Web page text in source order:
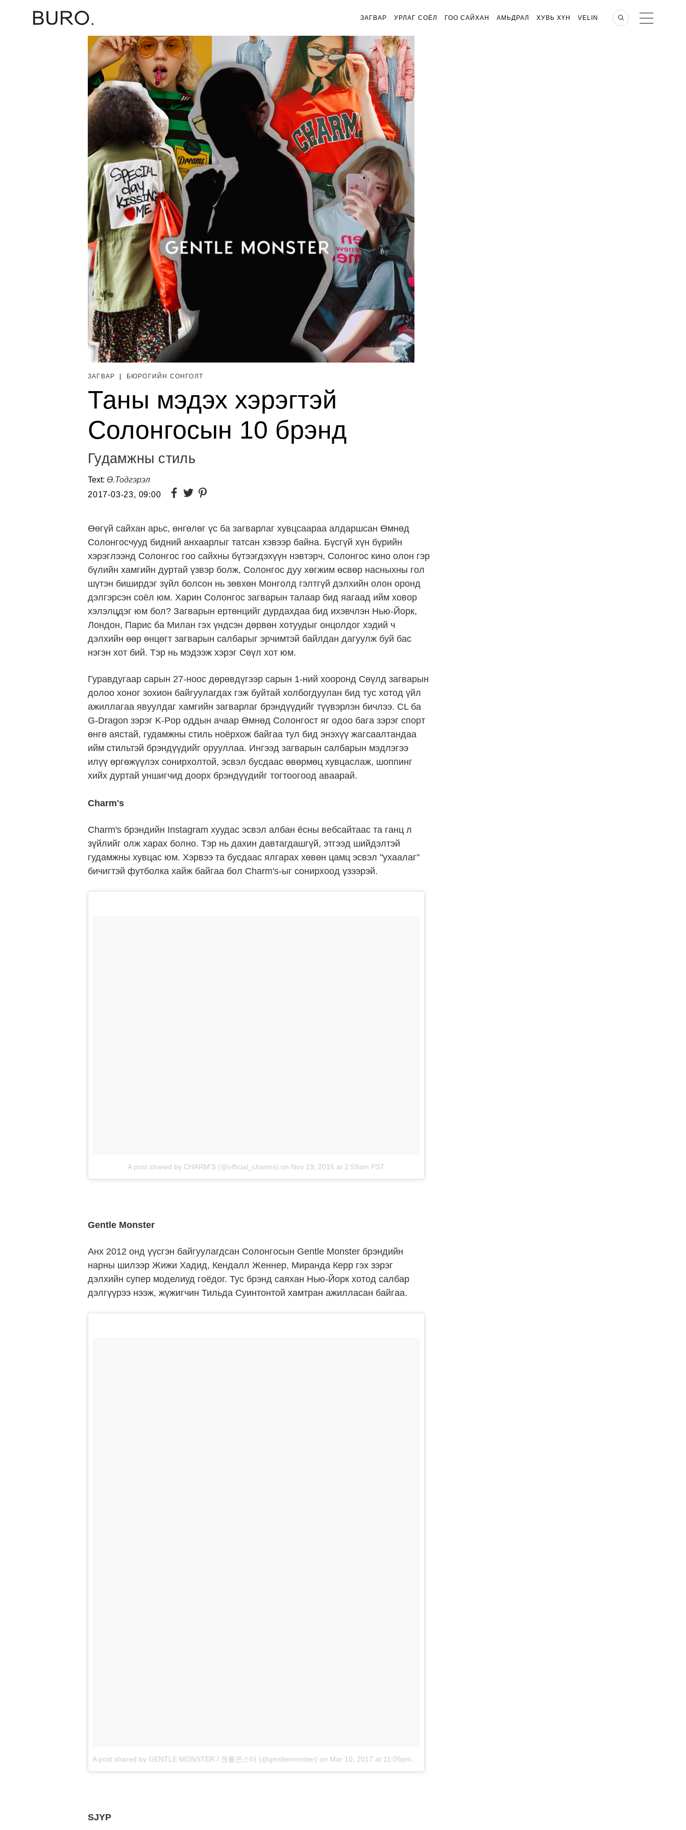
ЗАГВАР УРЛАГ СОЁЛ ГОО САЙХАН АМЬДРАЛ ХУВЬ ХҮН VELIN
ЗАГВАР БЮРОГИЙН СОНГОЛТ
Таны мэдэх хэрэгтэй
Солонгосын 10 брэнд
Гудамжны стиль
Text: Ө.Тодгэрэл
2017-03-23, 09:00
Өөгүй сайхан арьс, өнгөлөг үс ба загварлаг хувцсаараа алдаршсан Өмнөд
Солонгосчууд бидний анхаарлыг татсан хэвээр байна. Бүсгүй хүн бүрийн
хэрэглээнд Солонгос гоо сайхны бүтээгдэхүүн нэвтэрч, Солонгос кино олон гэр
бүлийн хамгийн дуртай үзвэр болж, Солонгос дуу хөгжим өсвөр насныхны гол
шүтэн биширдэг зүйл болсон нь зөвхөн Монголд гэлтгүй дэлхийн олон оронд
дэлгэрсэн соёл юм. Харин Солонгос загварын талаар бид яагаад ийм ховор
хэлэлцдэг юм бол? Загварын ертөнцийг дурдахдаа бид ихэвчлэн Нью-Йорк,
Лондон, Парис ба Милан гэх үндсэн дөрвөн хотуудыг онцолдог хэдий ч
дэлхийн өөр өнцөгт загварын салбарыг эрчимтэй байлдан дагуулж буй бас
нэгэн хот бий. Тэр нь мэдээж хэрэг Сөүл хот юм.
Гуравдугаар сарын 27-ноос дөрөвдүгээр сарын 1-ний хооронд Сөүлд загварын
долоо хоног зохион байгуулагдах гэж буйтай холбогдуулан бид тус хотод үйл
ажиллагаа явуулдаг хамгийн загварлаг брэндүүдийг түүвэрлэн бичлээ. CL ба
G-Dragon зэрэг K-Pop оддын ачаар Өмнөд Солонгост яг одоо бага зэрэг спорт
өнгө аястай, гудамжны стиль ноёрхож байгаа тул бид энэхүү жагсаалтандаа
ийм стильтэй брэндүүдийг орууллаа. Ингээд загварын салбарын мэдлэгээ
илүү өргөжүүлэх сонирхолтой, эсвэл бусдаас өвөрмөц хувцаслаж, шоппинг
хийх дуртай уншигчид доорх брэндүүдийг тогтоогоод аваарай.
Charm's
Charm's брэндийн Instagram хуудас эсвэл албан ёсны вебсайтаас та ганц л
зүйлийг олж харах болно. Тэр нь дахин давтагдашгүй, этгээд шийдэлтэй
гудамжны хувцас юм. Хэрвээ та бусдаас ялгарах хөвөн цамц эсвэл "ухаалаг"
бичигтэй футболка хайж байгаа бол Charm's-ыг сонирхоод үзээрэй.
A post shared by CHARM'S (@official_charms) on Nov 19, 2016 at 2:59am PST
Gentle Monster
Анх 2012 онд үүсгэн байгуулагдсан Солонгосын Gentle Monster брэндийн
нарны шилээр Жижи Хадид, Кендалл Женнер, Миранда Керр гэх зэрэг
дэлхийн супер моделиуд гоёдог. Тус брэнд саяхан Нью-Йорк хотод салбар
дэлгүүрээ нээж, жүжигчин Тильда Суинтонтой хамтран ажилласан байгаа.
A post shared by GENTLE MONSTER / 젠틀몬스터 (@gentlemonster) on Mar 10, 2017 at 11:05pm PST
SJYP